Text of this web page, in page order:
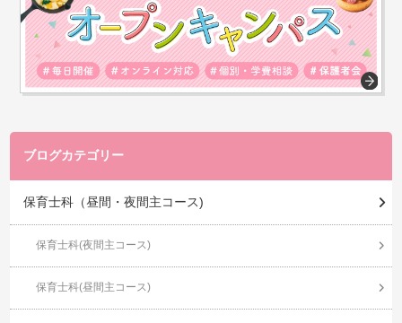
ブログカテゴリー
保育士科（昼間・夜間主コース)
保育士科(夜間主コース)
保育士科(昼間主コース)